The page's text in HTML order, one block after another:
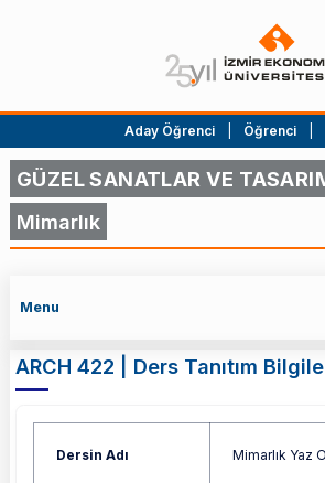
Aday Öğrenci Öğrenci
GÜZEL SANATLAR VE
Mimarlık
Menu
ARCH 422 | Ders Tanıtım
Dersin Adı Mimarlık Yaz